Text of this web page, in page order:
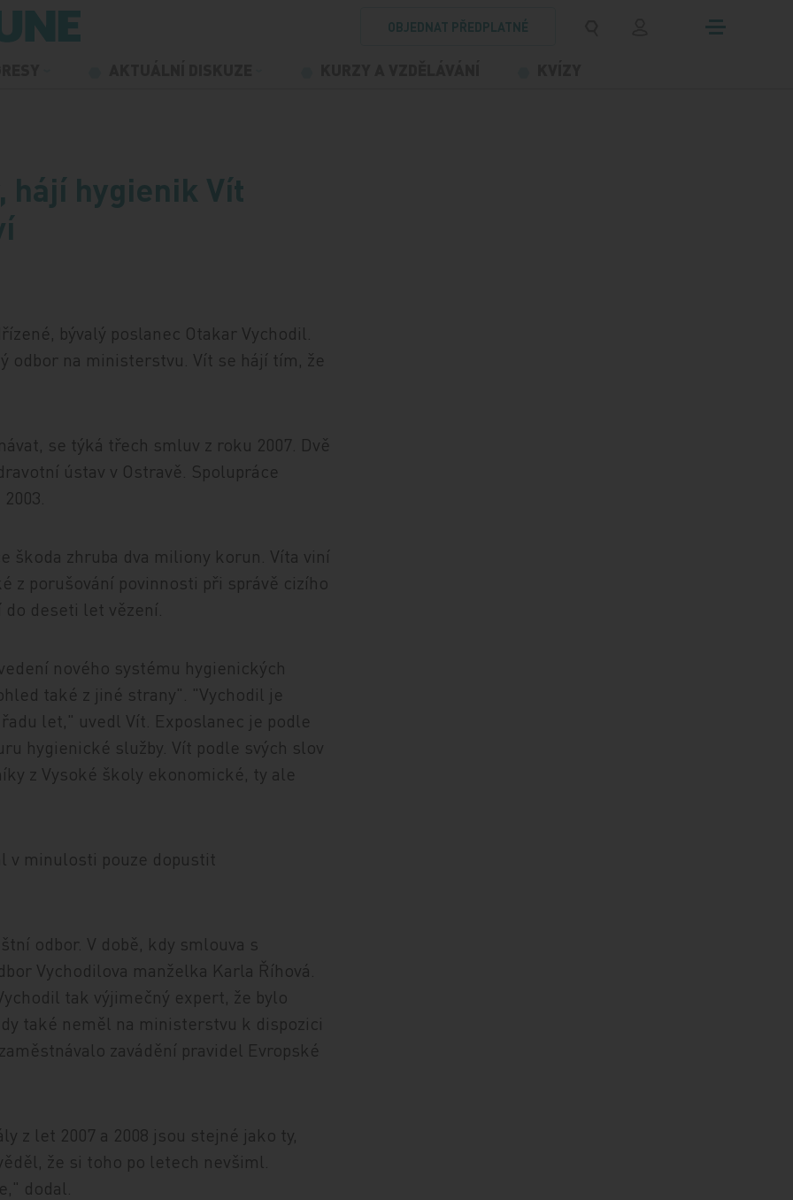
OBJEDNAT PŘEDPLATNÉ
hájí hygienik Vít
bývalý poslanec Otakar Vychodil.
odbor na ministerstvu. Vít se hájí tím, že
se týká třech smluv z roku 2007. Dvě
ústav v Ostravě. Spolupráce
škoda zhruba dva miliony korun. Víta viní
z porušování povinnosti při správě cizího
deseti let vězení.
nového systému hygienických
také z jiné strany". "Vychodil je
let," uvedl Vít. Exposlanec je podle
hygienické služby. Vít podle svých slov
z Vysoké školy ekonomické, ty ale
v minulosti pouze dopustit
odbor. V době, kdy smlouva s
Vychodilova manželka Karla Říhová.
tak výjimečný expert, že bylo
také neměl na ministerstvu k dispozici
zavádění pravidel Evropské
z let 2007 a 2008 jsou stejné jako ty,
že si toho po letech nevšiml.
dodal.